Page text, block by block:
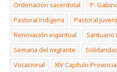
Ordenación sacerdotal
P.
Pastoral Indígena
Pastoral
Renovación espiritual
Santuario
Semana del migrante
Vocacional
XIV Capítulo